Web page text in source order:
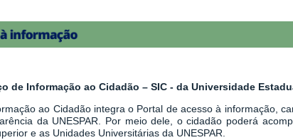
de Informação ao Cidadão – SIC - da Universidade
ao Cidadão integra o Portal de acesso à informação,
da UNESPAR. Por meio dele, o cidadão poderá
e as Unidades Universitárias da UNESPAR.